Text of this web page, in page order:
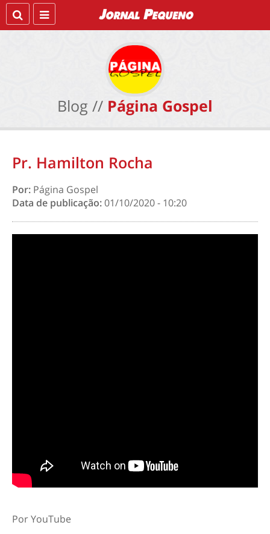
Blog // Página Gospel
Pr. Hamilton Rocha
Por: Página Gospel
Data de publicação:01/10/2020 - 10:20
Por YouTube